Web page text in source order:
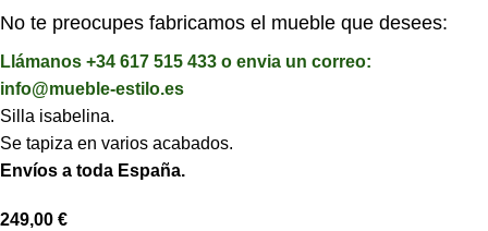
No te preocupes fabricamos el mueble que desees:
Llámanos +34 617 515 433 o envia un correo:
info@mueble-estilo.es
Silla isabelina.
Se tapiza en varios acabados.
Envíos a toda España.
249,00 €